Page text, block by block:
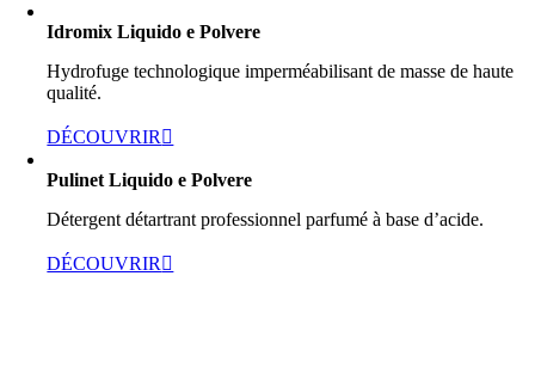
Idromix Liquido e Polvere
Hydrofuge technologique imperméabilisant de masse de haute
qualité.
DÉCOUVRIR
Pulinet Liquido e Polvere
Détergent détartrant professionnel parfumé à base d’acide.
DÉCOUVRIR